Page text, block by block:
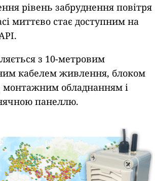
рівень забруднення повітря
миттєво стає доступним на
з 10-метровим
кабелем живлення, блоком
монтажним обладнанням і
панеллю.